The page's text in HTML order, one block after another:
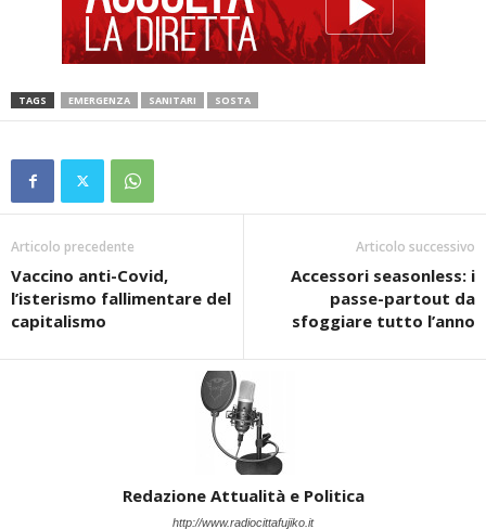
TAGS EMERGENZA SANITARI SOSTA
Articolo precedente
Vaccino anti-Covid,
l’isterismo fallimentare del
capitalismo
Articolo successivo
Accessori seasonless: i
passe-partout da
sfoggiare tutto l’anno
Redazione Attualità e Politica
http://www.radiocittafujiko.it